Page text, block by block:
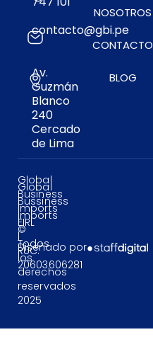
contacto@gbi.pe
Av.
Guzmán
Blanco
240
Cercado
de Lima
NOSOTROS
CONTACTO
BLOG
Global
Business
Imports
EIRL
|
RUC:
20603606281
Global
Bussiness
Imports
©
Todos
los
derechos
reservados
2025
Diseñado por